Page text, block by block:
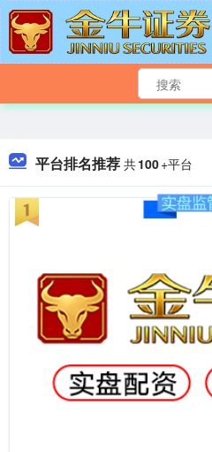
平台排名推荐 共100+平台